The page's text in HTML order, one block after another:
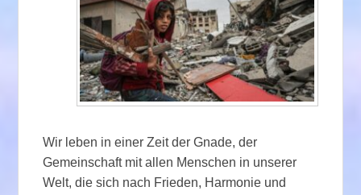
Wir leben in einer Zeit der Gnade, der
Gemeinschaft mit allen Menschen in unserer
Welt, die sich nach Frieden, Harmonie und